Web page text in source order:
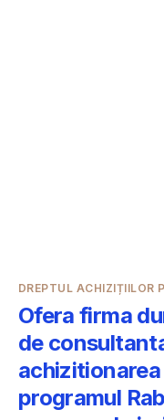
DREPTUL ACHIZIȚIILOR
Ofera firma
de
programul